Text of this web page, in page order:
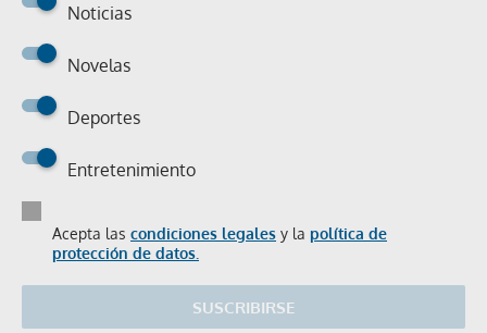
Noticias
Novelas
Deportes
Entretenimiento
Acepta las condiciones legales y la política de
protección de datos.
SUSCRIBIRSE